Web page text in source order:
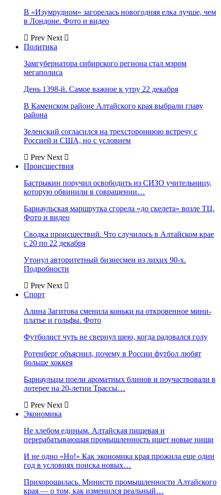
В «Изумрудном» загорелась новогодняя елка лучше, чем
в Лондоне. Фото и видео
Prev Next
Политика
Замгубернатора сибирского региона стал мэром
мегаполиса
День 1398-й. Самое важное к утру 22 декабря
В Каменском районе Алтайского края выбрали главу
района
Зеленский согласился на трехстороннюю встречу с
Россией и США, но с условием
Prev Next
Происшествия
Бастрыкин поручил освободить из СИЗО учительницу,
которую обвинили в совращении…
Барнаульская маршрутка сгорела «до скелета» возле ТЦ.
Фото и видео
Сводка происшествий. Что случилось в Алтайском крае
с 20 по 22 декабря
Утонул авторитетный бизнесмен из лихих 90-х.
Подробности
Prev Next
Спорт
Алина Загитова сменила коньки на откровенное мини-
платье и гольфы. Фото
Футболист чуть не свернул шею, когда радовался голу
Ротенберг объяснил, почему в России футбол любят
больше хоккея
Барнаульцы поели ароматных блинов и поучаствовали в
лотерее на 20-летии Трассы…
Prev Next
Экономика
Не хлебом единым. Алтайская пищевая и
перерабатывающая промышленность ищет новые ниши
И не одно «Но!» Как экономика края прожила еще один
год в условиях поиска новых…
Прихорошилась. Министр промышленности Алтайского
края — о том, как изменился реальный…